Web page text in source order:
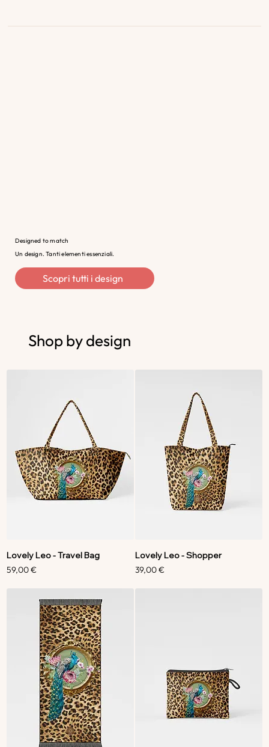
Shop by design
Lovely Leo - Travel Bag
Prezzo
59,00 €
Lovely Leo - Shopper
Prezzo
39,00 €
Designed to match
Un design. Tanti elementi essenziali.
Scopri tutti i design